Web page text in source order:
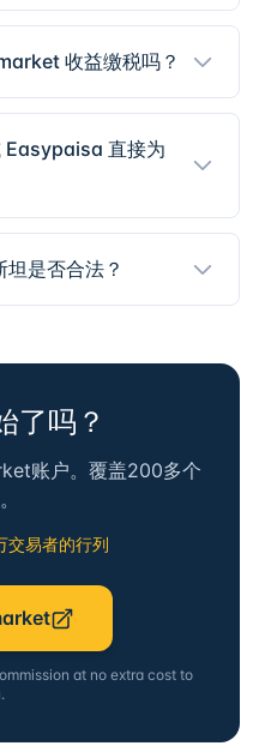
收益缴税吗？
直接为
是否合法？
了吗？
账户。覆盖200多个
交易者的行列
at no extra cost to